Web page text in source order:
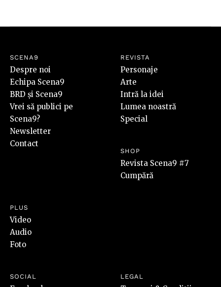
SCENA9
Despre noi
Echipa Scena9
BRD și Scena9
Vrei să publici pe
Scena9?
Newsletter
Contact
REVISTA
Personaje
Arte
Intră la idei
Lumea noastră
Special
SHOP
Revista Scena9 #7
Cumpără
PLUS
Video
Audio
Foto
SOCIAL LEGAL